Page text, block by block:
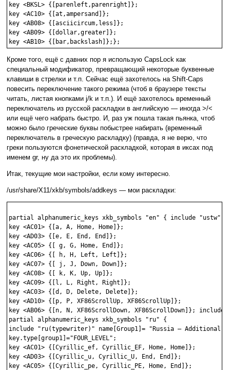
key <BKSL> {[parenleft,parenright]};
key <AC10> {[at,ampersand]};
key <AB08> {[asciicircum,less]};
key <AB09> {[dollar,greater]};
Кроме того, ещё с давних пор я использую CapsLock как
специальный модификатор, превращающий некоторые буквенные
клавиши в стрелки и т.п. Сейчас ещё захотелось на Shift-Caps
повесить переключение такого режима (чтоб в браузере тексты
читать, листая кнопками j/k и т.п.). И ещё захотелось временный
переключатель из русской раскладки в английскую — иногда >/<
или ещё чего набрать быстро. И, раз уж пошла такая пьянка, чтоб
можно было греческие буквы побыстрее набирать (временный
переключатель в греческую раскладку) (правда, я не верю, что
греки пользуются фонетической раскладкой, которая в иксах под
именем gr, ну да это их проблемы).
Итак, текущие мои настройки, если кому интересно.
/usr/share/X11/xkb/symbols/addkeys — мои раскладки:
partial alphanumeric_keys xkb_symbols "en" { include "ustw"
key <AC01> {[a, A, Home, Home]};
key <AD03> {[e, E, End, End]};
key <AC05> {[ g, G, Home, End]};
key <AC06> {[ h, H, Left, Left]};
key <AC07> {[ j, J, Down, Down]};
key <AC08> {[ k, K, Up, Up]};
key <AC09> {[l, L, Right, Right]};
key <AC03> {[d, D, Delete, Delete]};
key <AD10> {[p, P, XF86ScrollUp, XF86ScrollUp]};
key <AB06> {[n, N, XF86ScrollDown, XF86ScrollDown]};
partial alphanumeric_keys xkb_symbols "ru" {
include "ru(typewriter)" name[Group1]= "Russia —
key.type[group1]="FOUR_LEVEL";
key <AC01> {[Cyrillic_ef, Cyrillic_EF, Home, Home]};
key <AD03> {[Cyrillic_u, Cyrillic_U, End, End]};
key <AC05> {[Cyrillic_pe, Cyrillic_PE, Home, End]};